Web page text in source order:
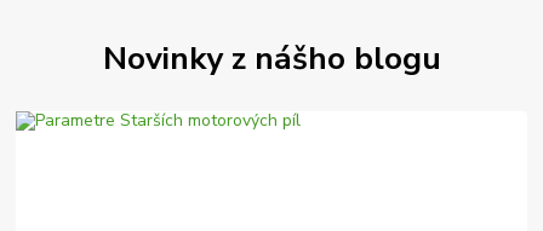
Novinky z nášho blogu